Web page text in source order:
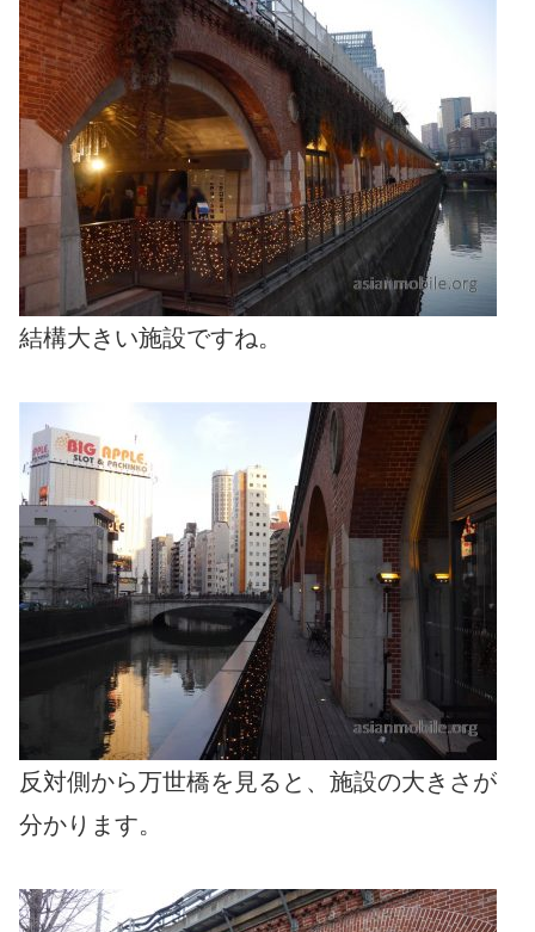
結構大きい施設ですね。
反対側から万世橋を見ると、施設の大きさが
分かります。